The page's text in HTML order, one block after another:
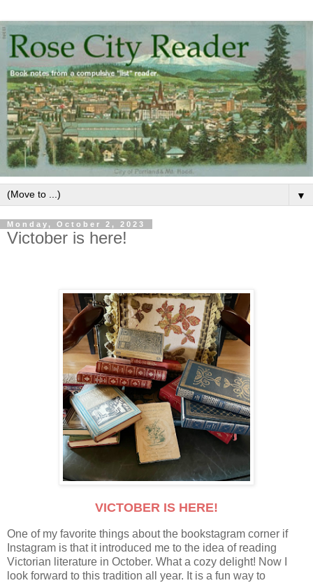
▼
Monday, October 2, 2023
Victober is here!
VICTOBER IS HERE!
One of my favorite things about the bookstagram corner if
Instagram is that it introduced me to the idea of reading
Victorian literature in October. What a cozy delight! Now I
look forward to this tradition all year. It is a fun way to